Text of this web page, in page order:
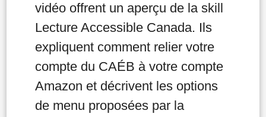
vidéo offrent un aperçu de la skill
Lecture Accessible Canada. Ils
expliquent comment relier votre
compte du CAÉB à votre compte
Amazon et décrivent les options
de menu proposées par la